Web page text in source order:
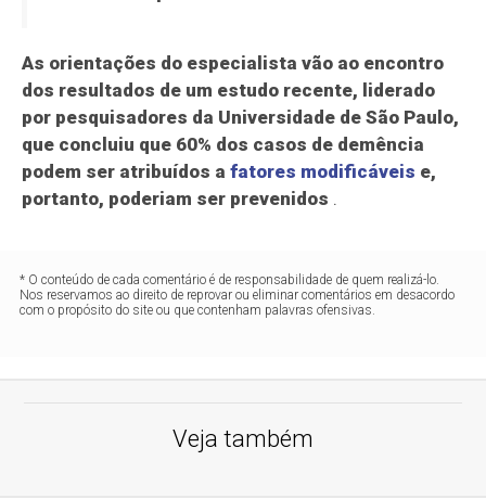
As orientações do especialista vão ao encontro
dos resultados de um estudo recente, liderado
por pesquisadores da Universidade de São Paulo,
que concluiu que 60% dos casos de demência
podem ser atribuídos afatores modificáveis e,
portanto, poderiam ser prevenidos .
* O conteúdo de cada comentário é de responsabilidade de quem realizá-lo.
Nos reservamos ao direito de reprovar ou eliminar comentários em desacordo
com o propósito do site ou que contenham palavras ofensivas.
Veja também